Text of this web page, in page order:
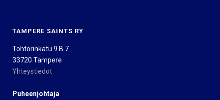
TAMPERE SAINTS RY
Tohtorinkatu 9 B 7
33720 Tampere
Yhteystiedot
Puheenjohtaja